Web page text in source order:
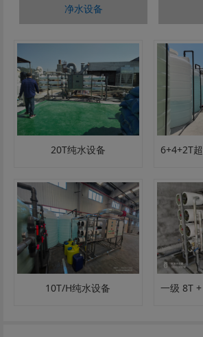
净水设备
20T纯水设备
10T/H纯水设备